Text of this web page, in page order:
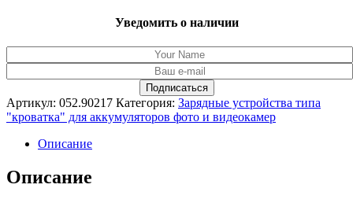
Уведомить о наличии
Артикул: 052.90217 Категория: Зарядные устройства типа
"кроватка" для аккумуляторов фото и видеокамер
Описание
Описание